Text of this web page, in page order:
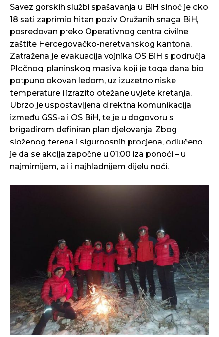
Savez gorskih službi spašavanja u BiH sinoć je oko
18 sati zaprimio hitan poziv Oružanih snaga BiH,
posredovan preko Operativnog centra civilne
zaštite Hercegovačko-neretvanskog kantona.
Zatražena je evakuacija vojnika OS BiH s područja
Pločnog, planinskog masiva koji je toga dana bio
potpuno okovan ledom, uz izuzetno niske
temperature i izrazito otežane uvjete kretanja.
Ubrzo je uspostavljena direktna komunikacija
između GSS-a i OS BiH, te je u dogovoru s
brigadirom definiran plan djelovanja. Zbog
složenog terena i sigurnosnih procjena, odlučeno
je da se akcija započne u 01:00 iza ponoći – u
najmirnijem, ali i najhladnijem dijelu noći.